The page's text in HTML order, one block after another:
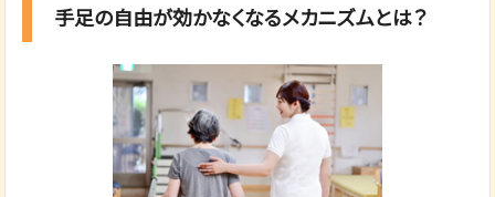
手足の自由が効かなくなるメカニズムとは？